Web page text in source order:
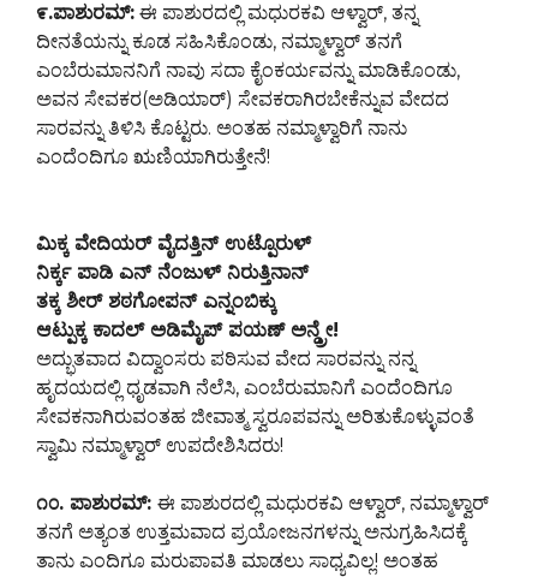
೯.ಪಾಶುರಮ್: ಈ ಪಾಶುರದಲ್ಲಿ ಮಧುರಕವಿ ಆಳ್ವಾರ್, ತನ್ನ
ದೀನತೆಯನ್ನು ಕೂಡ ಸಹಿಸಿಕೊಂಡು, ನಮ್ಮಾಳ್ವಾರ್ ತನಗೆ
ಎಂಬೆರುಮಾನನಿಗೆ ನಾವು ಸದಾ ಕೈಂಕರ್ಯವನ್ನು ಮಾಡಿಕೊಂಡು,
ಅವನ ಸೇವಕರ(ಅಡಿಯಾರ್) ಸೇವಕರಾಗಿರಬೇಕೆನ್ನುವ ವೇದದ
ಸಾರವನ್ನು ತಿಳಿಸಿ ಕೊಟ್ಟರು. ಅಂತಹ ನಮ್ಮಾಳ್ವಾರಿಗೆ ನಾನು
ಎಂದೆಂದಿಗೂ ಋಣಿಯಾಗಿರುತ್ತೇನೆ!
ಮಿಕ್ಕ ವೇದಿಯರ್ ವೈದತ್ತಿನ್ ಉಟ್ಪೊರುಳ್
ನಿರ್ಕ್ಕ ಪಾಡಿ ಎನ್ ನೆಂಜುಳ್ ನಿರುತ್ತಿನಾನ್
ತಕ್ಕ ಶೀರ್ ಶಠಗೋಪನ್ ಎನ್ನಂಬಿಕ್ಕು
ಆಟ್ಪುಕ್ಕ ಕಾದಲ್ ಅಡಿಮೈಪ್ ಪಯಣ್ ಅನ್ಡ್ರೇ!
ಅದ್ಭುತವಾದ ವಿದ್ವಾಂಸರು ಪಠಿಸುವ ವೇದ ಸಾರವನ್ನು ನನ್ನ
ಹೃದಯದಲ್ಲಿ ಧೃಡವಾಗಿ ನೆಲೆಸಿ, ಎಂಬೆರುಮಾನಿಗೆ ಎಂದೆಂದಿಗೂ
ಸೇವಕನಾಗಿರುವಂತಹ ಜೀವಾತ್ಮ ಸ್ವರೂಪವನ್ನು ಅರಿತುಕೊಳ್ಳುವಂತೆ
ಸ್ವಾಮಿ ನಮ್ಮಾಳ್ವಾರ್ ಉಪದೇಶಿಸಿದರು!
೧೦. ಪಾಶುರಮ್: ಈ ಪಾಶುರದಲ್ಲಿ ಮಧುರಕವಿ ಆಳ್ವಾರ್, ನಮ್ಮಾಳ್ವಾರ್
ತನಗೆ ಅತ್ಯಂತ ಉತ್ತಮವಾದ ಪ್ರಯೋಜನಗಳನ್ನು ಅನುಗ್ರಹಿಸಿದಕ್ಕೆ
ತಾನು ಎಂದಿಗೂ ಮರುಪಾವತಿ ಮಾಡಲು ಸಾಧ್ಯವಿಲ್ಲ! ಅಂತಹ